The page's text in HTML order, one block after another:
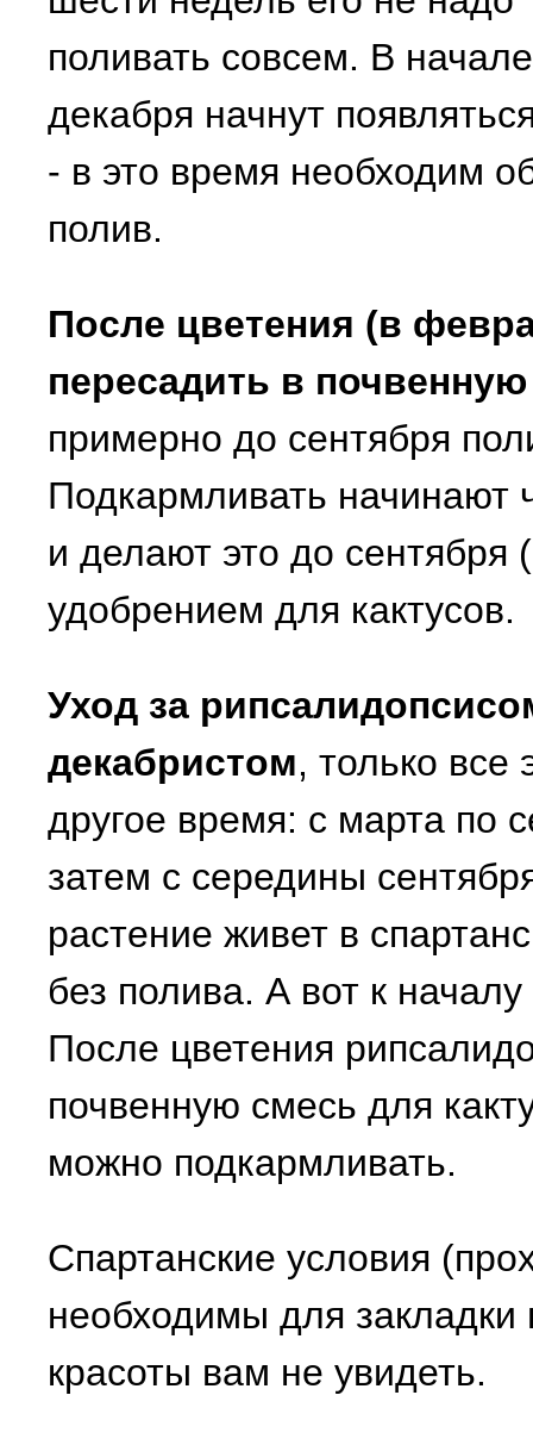
поливать совсем. В начале
декабря начнут
- в это время необходим
полив.
После цветения (в
пересадить в
примерно до сентября
Подкармливать начинают
и делают это до сентября
удобрением для кактусов.
Уход за
декабристом, только все
другое время: с марта по
затем с середины
растение живет в
без полива. А вот к
После цветения
почвенную смесь для
можно подкармливать.
Спартанские условия
необходимы для закладки
красоты вам не увидеть.